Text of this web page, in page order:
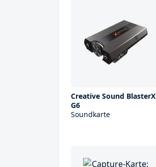
Creative Sound BlasterX
G6
Soundkarte